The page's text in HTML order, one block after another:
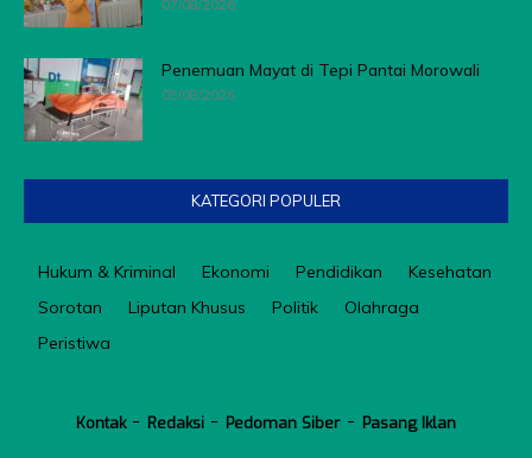
07/08/2026
Penemuan Mayat di Tepi Pantai Morowali
05/08/2026
KATEGORI POPULER
Hukum & Kriminal Ekonomi Pendidikan
Kesehatan
Sorotan
Liputan Khusus Politik
Olahraga
Peristiwa
Kontak Redaksi Pedoman Siber Pasang Iklan